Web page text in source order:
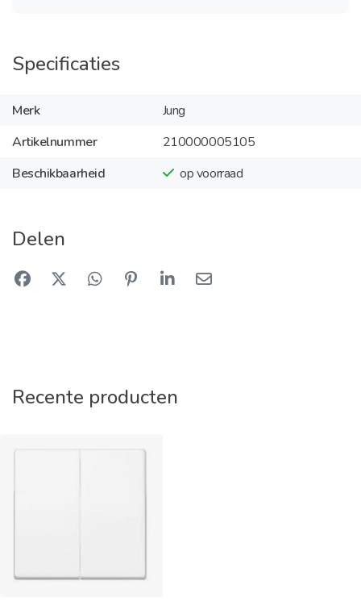
Specificaties
Merk
Jung
Artikelnummer
210000005105
Beschikbaarheid
op voorraad
Delen
Recente producten